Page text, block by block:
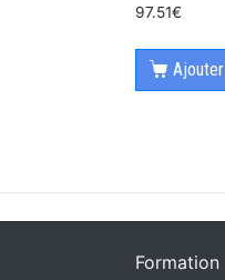
97.51€
Formation